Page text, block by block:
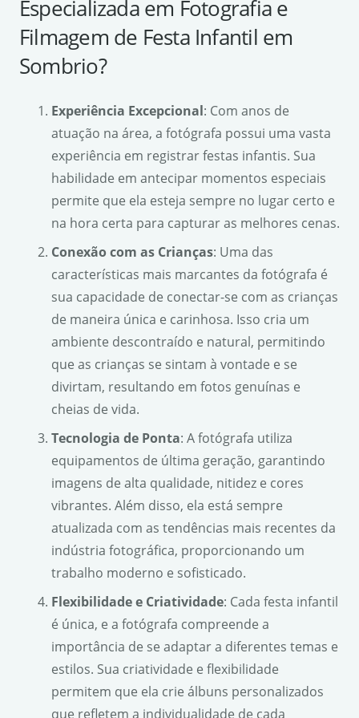
Especializada em Fotografia e
Filmagem de Festa Infantil em
Sombrio?
Experiência Excepcional: Com anos de
atuação na área, a fotógrafa possui uma vasta
experiência em registrar festas infantis. Sua
habilidade em antecipar momentos especiais
permite que ela esteja sempre no lugar certo e
na hora certa para capturar as melhores cenas.
Conexão com as Crianças: Uma das
características mais marcantes da fotógrafa é
sua capacidade de conectar-se com as crianças
de maneira única e carinhosa. Isso cria um
ambiente descontraído e natural, permitindo
que as crianças se sintam à vontade e se
divirtam, resultando em fotos genuínas e
cheias de vida.
Tecnologia de Ponta: A fotógrafa utiliza
equipamentos de última geração, garantindo
imagens de alta qualidade, nitidez e cores
vibrantes. Além disso, ela está sempre
atualizada com as tendências mais recentes da
indústria fotográfica, proporcionando um
trabalho moderno e sofisticado.
Flexibilidade e Criatividade: Cada festa infantil
é única, e a fotógrafa compreende a
importância de se adaptar a diferentes temas e
estilos. Sua criatividade e flexibilidade
permitem que ela crie álbuns personalizados
que refletem a individualidade de cada